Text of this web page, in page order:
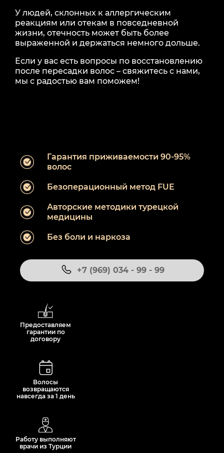
У людей, склонных к аллергическим
реакциям или отекам в повседневной
жизни, отечность может быть более
выраженной и держаться немного дольше.
Если у вас есть вопросы по восстановлению
после пересадки волос – свяжитесь с нами,
мы с радостью вам поможем!
Гарантия приживаемости 90-95%
волос
Безоперационный метод FUE
Авторские методики турецкой
медицины
Без боли и наркоза
+7 (969) 034 - 99 - 99
Предоставляем
гарантии по
договору
Волосы
возвращаются
навсегда за 1 день
Работу выполняют
врачи из Турции